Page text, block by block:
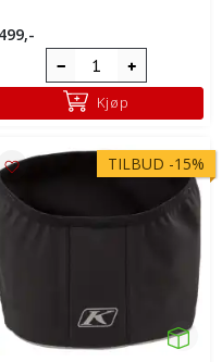
499,-
Kjøp
TILBUD -15%